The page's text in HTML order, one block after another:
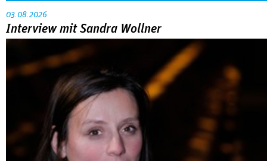
03.08.2026
Interview mit Sandra Wollner